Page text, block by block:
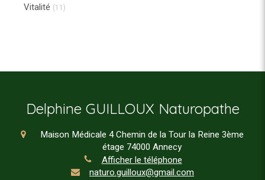
Vitalité (11)
Delphine GUILLOUX Naturopathe
Maison Médicale 4 Chemin de la Tour la Reine 3ème
étage 74000 Annecy
Afficher le téléphone
naturo.guilloux@gmail.com